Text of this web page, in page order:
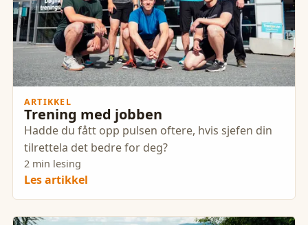
ARTIKKEL
Trening med jobben
Hadde du fått opp pulsen oftere, hvis sjefen din
tilrettela det bedre for deg?
2 min lesing
Les artikkel